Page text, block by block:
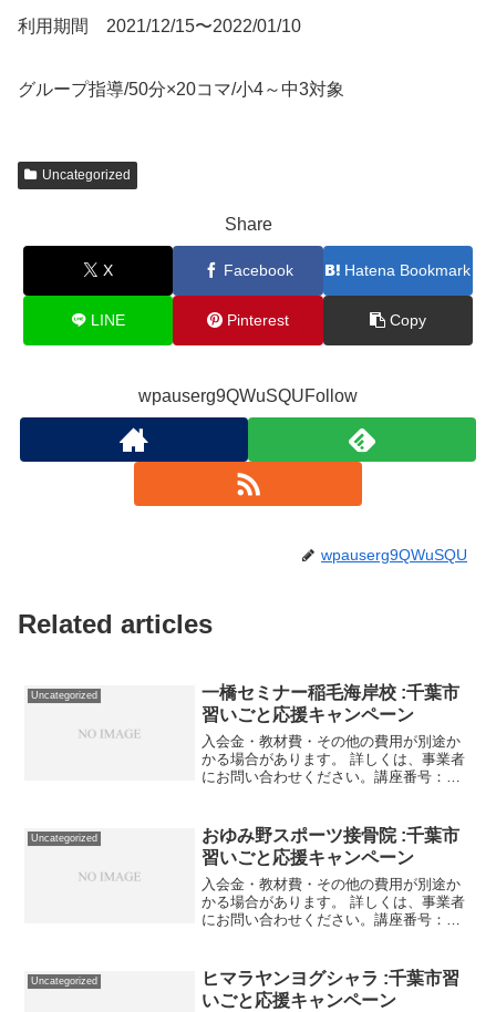
利用期間 2021/12/15〜2022/01/10
グループ指導/50分×20コマ/小4～中3対象
Uncategorized
Share
X Facebook Hatena Bookmark
LINE Pinterest Copy
wpauserg9QWuSQUFollow
wpauserg9QWuSQU
Related articles
Uncategorized
一橋セミナー稲毛海岸校 :千葉市
習いごと応援キャンペーン
入会金・教材費・その他の費用が別途か
かる場合があります。 詳しくは、事業者
にお問い合わせください。講座番号：
校3年生対象講座番号：1711...
Uncategorized
おゆみ野スポーツ接骨院 :千葉市
習いごと応援キャンペーン
入会金・教材費・その他の費用が別途か
かる場合があります。 詳しくは、事業者
にお問い合わせください。講座番号：
2022/03/31野球技術とトレー...
Uncategorized
ヒマラヤンヨグシャラ :千葉市習
いごと応援キャンペーン